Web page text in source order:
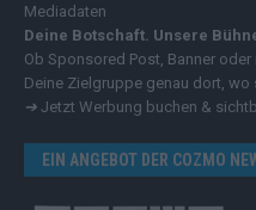
Mediadaten
Deine Botschaft. Unsere
Ob Sponsored Post, Banner
Deine Zielgruppe genau dort, wo
➔ Jetzt Werbung buchen &
EIN ANGEBOT DER COZMO